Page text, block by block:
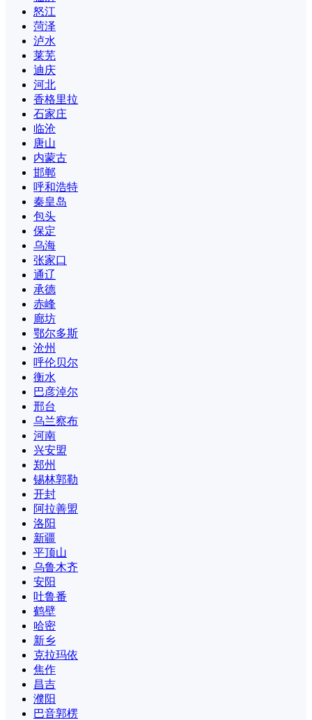
怒江
菏泽
泸水
莱芜
迪庆
河北
香格里拉
石家庄
临沧
唐山
内蒙古
邯郸
呼和浩特
秦皇岛
包头
保定
乌海
张家口
通辽
承德
赤峰
廊坊
鄂尔多斯
沧州
呼伦贝尔
衡水
巴彦淖尔
邢台
乌兰察布
河南
兴安盟
郑州
锡林郭勒
开封
阿拉善盟
洛阳
新疆
平顶山
乌鲁木齐
安阳
吐鲁番
鹤壁
哈密
新乡
克拉玛依
焦作
昌吉
濮阳
巴音郭楞